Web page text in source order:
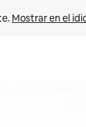
Mostrar en el